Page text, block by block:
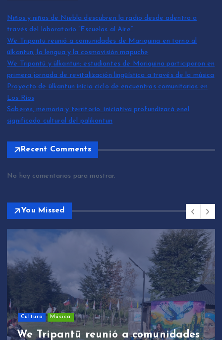
Niños y niñas de Niebla descubren la radio desde adentro a
través del laboratorio “Escuelas al Aire”
We Tripantü reunió a comunidades de Mariquina en torno al
ülkantun, la lengua y la cosmovisión mapuche
We Tripantü y ülkantun: estudiantes de Mariquina participaron en
primera jornada de revitalización lingüística a través de la música
Proyecto de ülkantun inicia ciclo de encuentros comunitarios en
Los Ríos
Saberes, memoria y territorio: iniciativa profundizará enel
significado cultural del palikantun
Recent Comments
No hay comentarios para mostrar.
You Missed
Cultura Música
We Tripantü reunió a comunidades